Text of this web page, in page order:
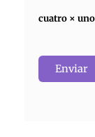
cuatro ×